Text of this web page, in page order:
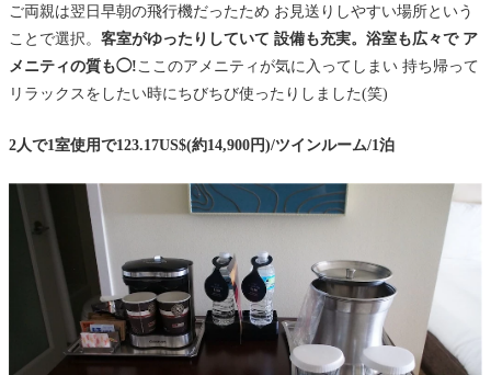
ご両親は翌日早朝の飛行機だったため お見送りしやすい場所という
ことで選択。 客室がゆったりしていて 設備も充実。浴室も広々で ア
メニティの質も◯!ここのアメニティが気に入ってしまい 持ち帰って
リラックスをしたい時にちびちび使ったりしました(笑)
2人で1室使用で123.17US$(約14,900円)/ツインルーム/1泊